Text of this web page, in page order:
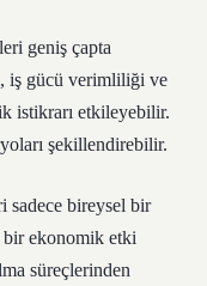
geniş çapta
iş gücü verimliliği ve
istikrarı etkileyebilir.
şekillendirebilir.
sadece bireysel bir
bir ekonomik etki
süreçlerinden